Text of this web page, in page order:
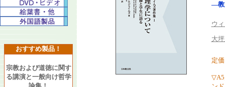
おすすめ製品！
宗教および道徳に関す
る講演と一般向け哲学
―教
ウ
大
定
▽A5